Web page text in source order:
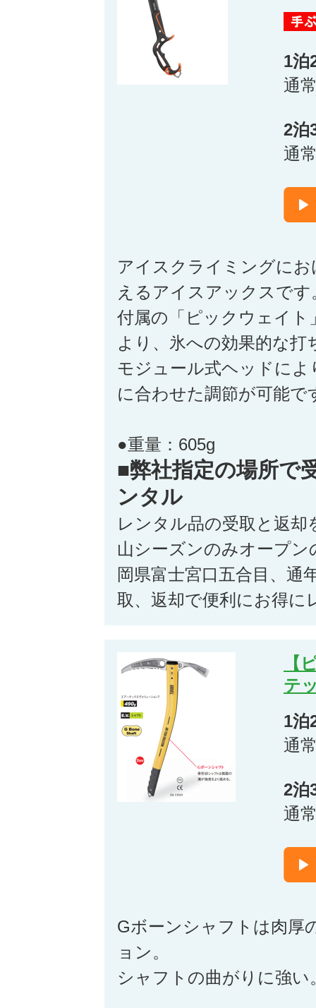
1泊
通
2泊
通
アイスクライミングに
えるアイスアックスです
付属の「ピックウェイ
より、氷への効果的な打
モジュール式ヘッドに
に合わせた調節が可能で
●重量：605g
■弊社指定の場所で
ンタル
レンタル品の受取と返却
山シーズンのみオープン
岡県富士宮口五合目、通
取、返却で便利にお得に
【
テ
1泊
通
2泊
通
Gボーンシャフトは肉厚
ョン。
シャフトの曲がりに強